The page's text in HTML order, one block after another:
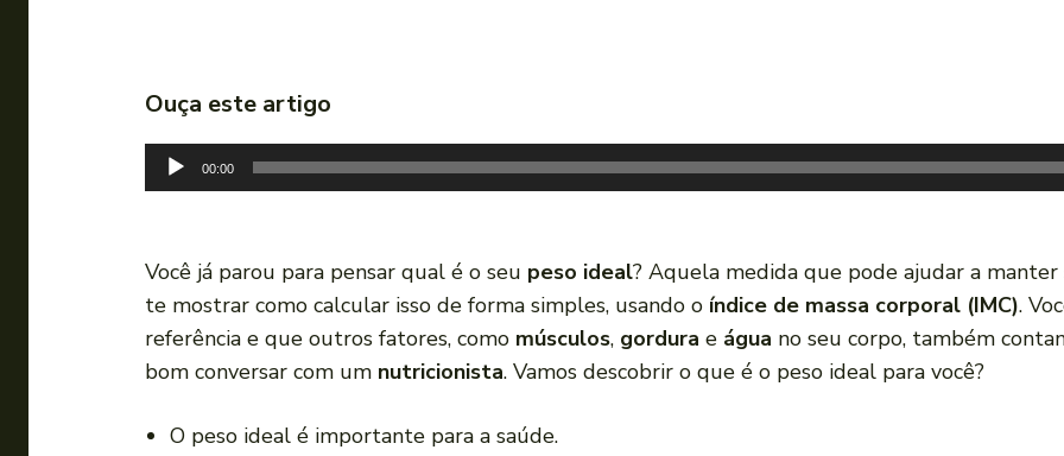
Ouça este artigo
o
a
d
r
e
00:00
Você já parou para pensar qual é o seu peso ideal? Aquela medida que pode ajudar a manter
te mostrar como calcular isso de forma simples, usando o índice de massa corporal (IMC).
referência e que outros fatores, como músculos, gordura e água no seu corpo, também
bom conversar com um nutricionista. Vamos descobrir o que é o peso ideal para você?
O peso ideal é importante para a saúde.